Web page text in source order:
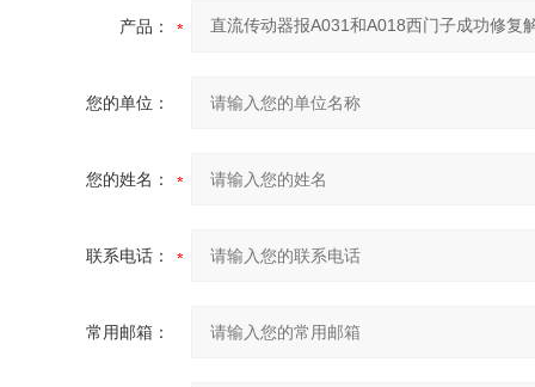
产品：
您的单位：
您的姓名：
联系电话：
常用邮箱：